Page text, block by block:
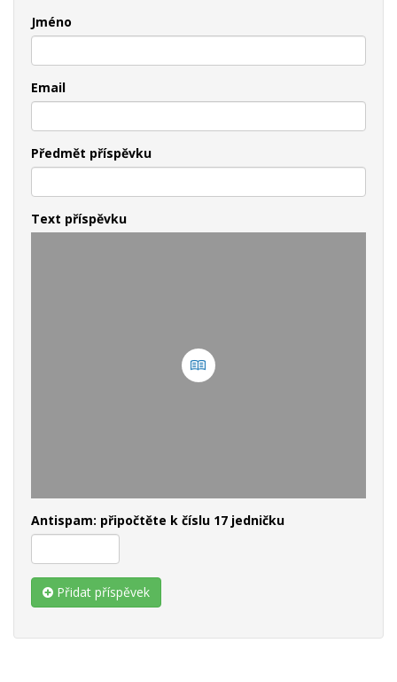
Jméno
Email
Předmět příspěvku
Text příspěvku
Antispam: připočtěte k číslu 17 jedničku
Přidat příspěvek